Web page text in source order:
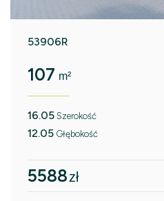
53906R
107 m²
16.05 Szerokość
12.05 Głębokość
5588zł